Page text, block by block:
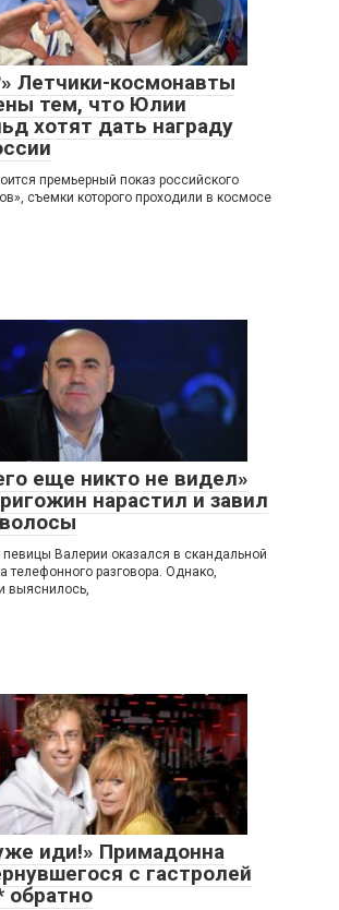
Летчики-космонавты
тем, что Юлии
хотят дать награду
премьерный показ российского
съемки которого проходили в космосе
еще никто не видел»
нарастил и завил
Валерии оказался в скандальной
телефонного разговора. Однако,
выяснилось,
иди!» Примадонна
с гастролей
обратно